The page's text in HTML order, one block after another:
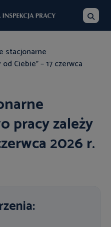
stacjonarne
Ciebie” – 17 czerwca
pracy zależy
2026 r.
Szukaj